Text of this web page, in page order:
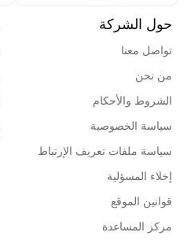
حول الشركة
تواصل معنا
من نحن
الشروط والأحكام
سياسة الخصوصية
سياسة ملفات تعريف الإرتباط
إخلاء المسؤلية
قوانين الموقع
مركز المساعدة